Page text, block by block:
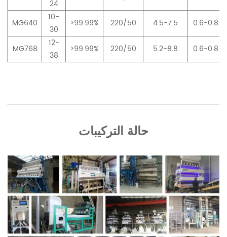
24
MG640
10-
30
>99.99% 220/50 4.5-7.5 0.6-0.8
MG768
12-
38
>99.99% 220/50 5.2-8.8 0.6-0.8
حالة التركيبات